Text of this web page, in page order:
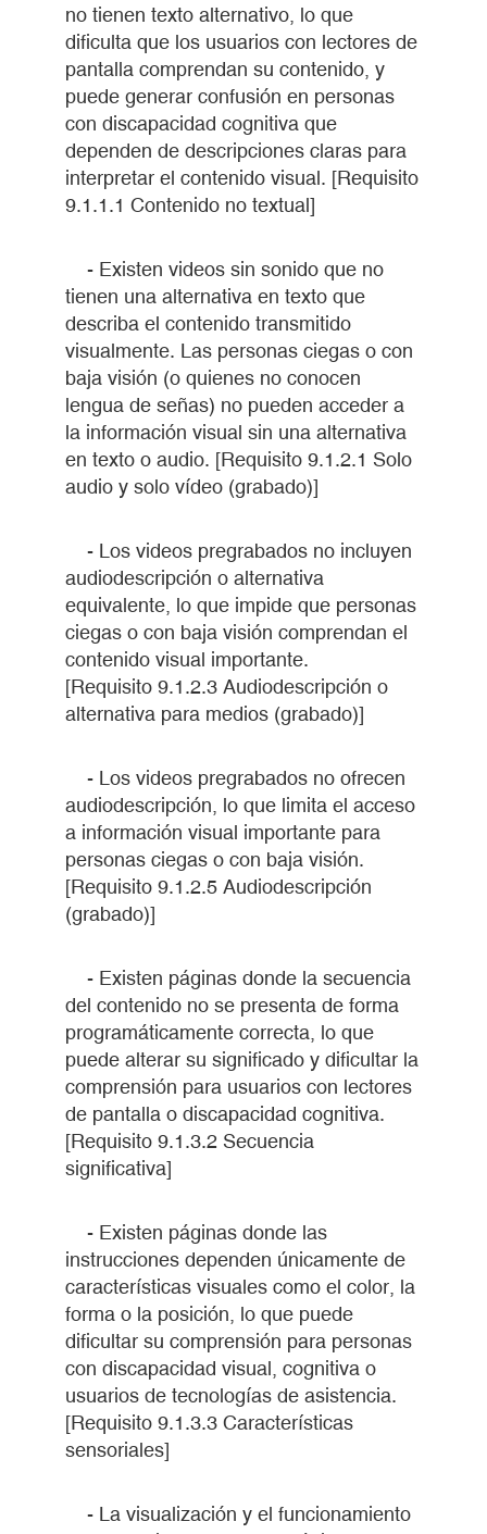
no tienen texto alternativo, lo que
dificulta que los usuarios con lectores de
pantalla comprendan su contenido, y
puede generar confusión en personas
con discapacidad cognitiva que
dependen de descripciones claras para
interpretar el contenido visual. [Requisito
9.1.1.1 Contenido no textual]
- Existen videos sin sonido que no
tienen una alternativa en texto que
describa el contenido transmitido
visualmente. Las personas ciegas o con
baja visión (o quienes no conocen
lengua de señas) no pueden acceder a
la información visual sin una alternativa
en texto o audio. [Requisito 9.1.2.1 Solo
audio y solo vídeo (grabado)]
- Los videos pregrabados no incluyen
audiodescripción o alternativa
equivalente, lo que impide que personas
ciegas o con baja visión comprendan el
contenido visual importante.
[Requisito 9.1.2.3 Audiodescripción o
alternativa para medios (grabado)]
- Los videos pregrabados no ofrecen
audiodescripción, lo que limita el acceso
a información visual importante para
personas ciegas o con baja visión.
[Requisito 9.1.2.5 Audiodescripción
(grabado)]
- Existen páginas donde la secuencia
del contenido no se presenta de forma
programáticamente correcta, lo que
puede alterar su significado y dificultar la
comprensión para usuarios con lectores
de pantalla o discapacidad cognitiva.
[Requisito 9.1.3.2 Secuencia
significativa]
- Existen páginas donde las
instrucciones dependen únicamente de
características visuales como el color, la
forma o la posición, lo que puede
dificultar su comprensión para personas
con discapacidad visual, cognitiva o
usuarios de tecnologías de asistencia.
[Requisito 9.1.3.3 Características
sensoriales]
- La visualización y el funcionamiento